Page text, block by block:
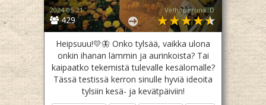
429
2024-05-21 Velhoperuna :D
Heipsuuu!💛🦋 Onko tylsää, vaikka ulona
onkin ihanan lämmin ja aurinkoista? Tai
kaipaatko tekemistä tulevalle kesälomalle?
Tässä testissä kerron sinulle hyviä ideoita
tylsiin kesä- ja kevätpäiviin!